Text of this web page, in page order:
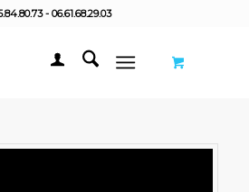
- 06.61.68.29.03